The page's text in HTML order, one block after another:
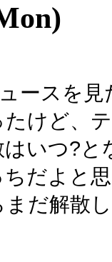
ースを見
けど、
はいつ?と
だよと
だ解散